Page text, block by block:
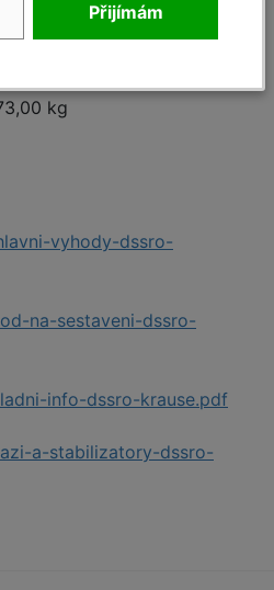
x 0,75 m
kg
vyhody-dssro-
na-sestaveni-dssro-
info-dssro-krause.pdf
a-stabilizatory-dssro-
Přijímám